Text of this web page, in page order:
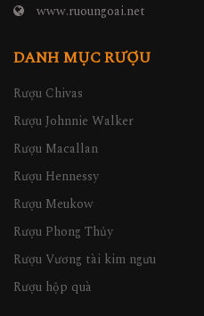
www.ruoungoai.net
DANH MỤC RƯỢU
Rượu Chivas
Rượu Johnnie Walker
Rượu Macallan
Rượu Hennessy
Rượu Meukow
Rượu Phong Thủy
Rượu Vương tài kim ngưu
Rượu hộp quà